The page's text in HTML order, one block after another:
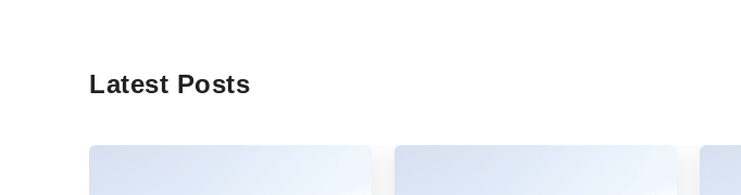
Latest Posts